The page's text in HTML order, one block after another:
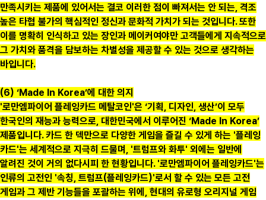
만족시키는 제품에 있어서는 결코 이러한 점이 빠져서는 안 되는, 격조
높은 타협 불가의 핵심적인 정신과 문화적 가치가 되는 것입니다. 또한
이를 명확히 인식하고 있는 장인과 메이커여야만 고객들에게 지속적으로
그 가치와 품격을 담보하는 차별성을 제공할 수 있는 것으로 생각하는
바입니다.
(6) ‘Made In Korea’에 대한 의지
'로만엠파이어 플레잉카드 메탈코인'은 ‘기획, 디자인, 생산’이 모두
한국인의 재능과 능력으로, 대한민국에서 이루어진 ‘Made In Korea’
제품입니다. 카드 한 덱만으로 다양한 게임을 즐길 수 있게 하는 '플레잉
카드'는 세계적으로 지극히 드물며, '트럼프와 화투' 외에는 일반에
알려진 것이 거의 없다시피 한 현황입니다. '로만엠파이어 플레잉카드'는
인류의 고전인 '속칭, 트럼프(플레잉카드)'로서 할 수 있는 모든 고전
게임과 그 제반 기능들을 포괄하는 위에, 현대의 유로형 오리지널 게임